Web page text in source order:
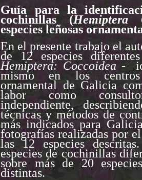
Guía para la
cochinillas (Hemiptera
especies leñosas
En el presente trabajo el
de 12 especies
Hemiptera: Coccoidea -
mismo en los
ornamental de Galicia
labor como
independiente,
técnicas y métodos de
más indicados para
fotografías realizadas por
las 12 especies
especies de cochinillas
sobre más de 20
distintas.